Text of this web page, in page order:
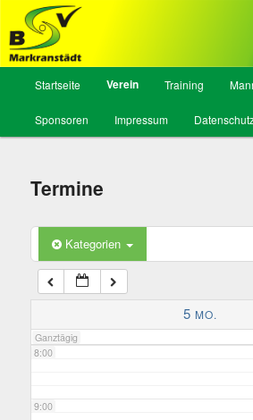
BSV Markranstädt,
Zum
Inhalt
Startseite Verein Training
Sponsoren Impressum
Termine
Kategorien
5 MO.
Ganztägig
2:00
3:00
4:00
5:00
6:00
7:00
8:00
9:00